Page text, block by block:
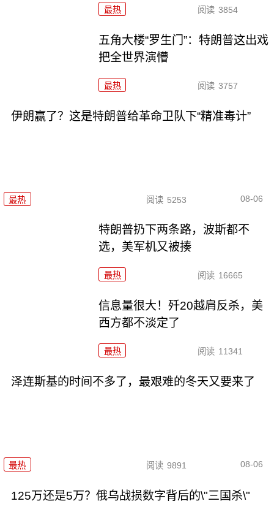
最热 阅读 3854
五角大楼“罗生门”：特朗普这出戏
把全世界演懵
最热 阅读 3757
伊朗赢了？这是特朗普给革命卫队下“精准毒计”
最热 阅读 5253 08-06
特朗普扔下两条路，波斯都不
选，美军机又被揍
最热 阅读 16665
信息量很大！歼20越肩反杀，美
西方都不淡定了
最热 阅读 11341
泽连斯基的时间不多了，最艰难的冬天又要来了
最热 阅读 9891 08-06
125万还是5万？俄乌战损数字背后的\"三国杀\"